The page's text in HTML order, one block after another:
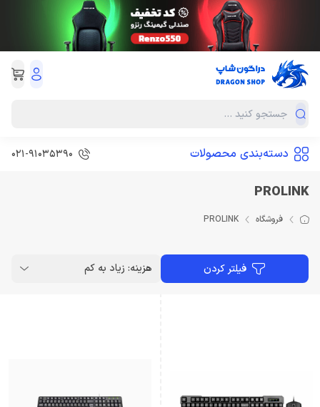
دسته‌بندی محصولات 021-91035390
PROLINK
فروشگاه PROLINK
فیلتر کردن هزینه: زیاد به کم